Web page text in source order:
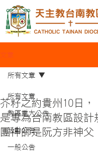
文章
所有文章
教區重大公告
活動公告
一般公告
所有文章
芥籽之約貴州10日
是專為台南教區設
團神師是阮方非神